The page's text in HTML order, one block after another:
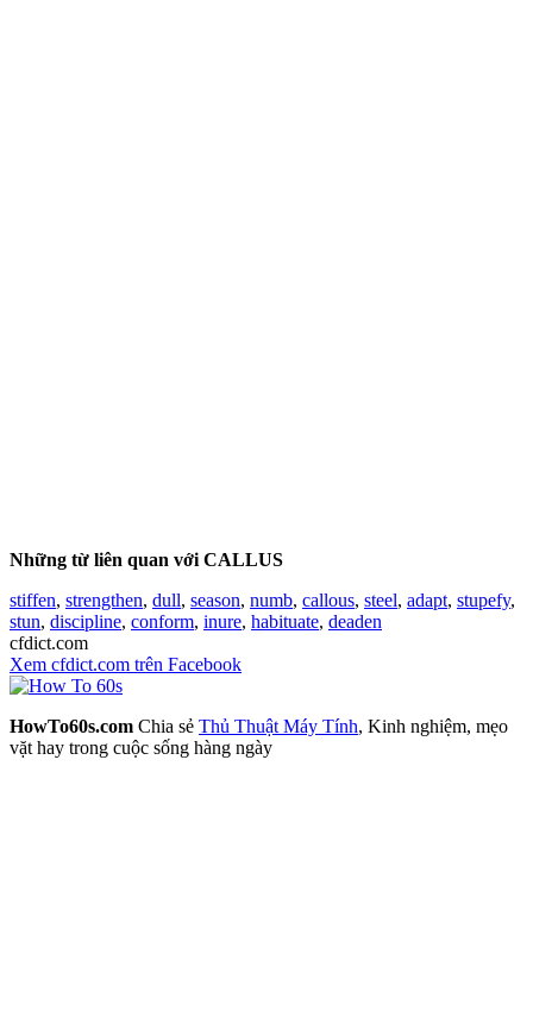
Những từ liên quan với CALLUS
stiffen, strengthen, dull, season, numb, callous, steel, adapt, stupefy,
stun, discipline, conform, inure, habituate, deaden
cfdict.com
Xem cfdict.com trên Facebook
HowTo60s.com Chia sẻ Thủ Thuật Máy Tính, Kinh nghiệm, mẹo
vặt hay trong cuộc sống hàng ngày